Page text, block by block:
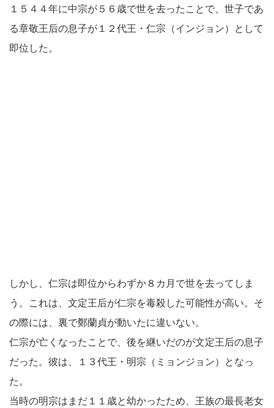
１５４４年に中宗が５６歳で世を去ったことで、世子であ
る章敬王后の息子が１２代王・仁宗（インジョン）として
即位した。
しかし、仁宗は即位からわずか８カ月で世を去ってしま
う。これは、文定王后が仁宗を毒殺した可能性が高い。そ
の際には、裏で鄭蘭貞が動いたに違いない。
仁宗が亡くなったことで、後を継いだのが文定王后の息子
だった。彼は、１３代王・明宗（ミョンジョン）となっ
た。
当時の明宗はまだ１１歳と幼かったため、王族の最長老女